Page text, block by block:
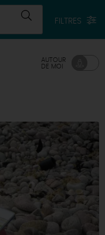
FILTRES
AUTOUR
DE MOI